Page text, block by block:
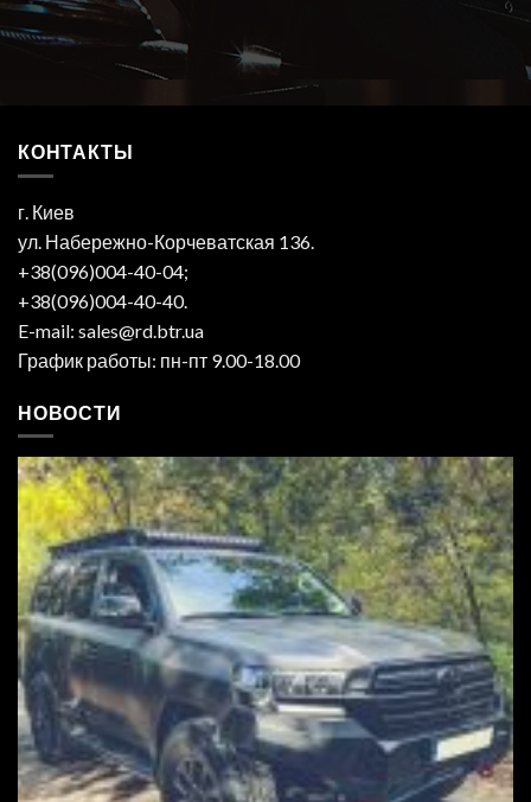
КОНТАКТЫ
г. Киев
ул. Набережно-Корчеватская 136.
+38(096)004-40-04;
+38(096)004-40-40.
E-mail: sales@rd.btr.ua
График работы: пн-пт 9.00-18.00
НОВОСТИ